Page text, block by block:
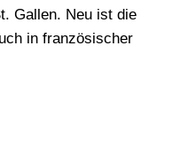
Gallen. Neu ist die
in französischer